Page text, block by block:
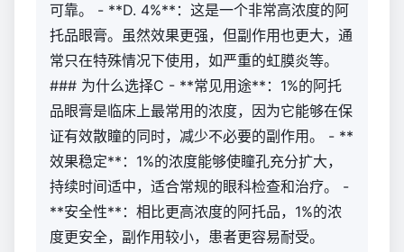
可靠。 - **D. 4%**：这是一个非常高浓度的阿
托品眼膏。虽然效果更强，但副作用也更大，通
常只在特殊情况下使用，如严重的虹膜炎等。
### 为什么选择C - **常见用途**：1%的阿托
品眼膏是临床上最常用的浓度，因为它能够在保
证有效散瞳的同时，减少不必要的副作用。 - **
效果稳定**：1%的浓度能够使瞳孔充分扩大，
持续时间适中，适合常规的眼科检查和治疗。 -
**安全性**：相比更高浓度的阿托品，1%的浓
度更安全，副作用较小，患者更容易耐受。